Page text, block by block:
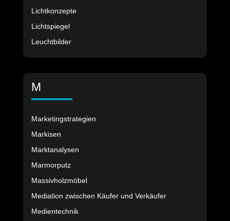
Lichtkonzepte
Lichtspiegel
Leuchtbilder
M
Marketingstrategien
Markisen
Marktanalysen
Marmorputz
Massivholzmöbel
Mediation zwischen Käufer und Verkäufer
Medientechnik